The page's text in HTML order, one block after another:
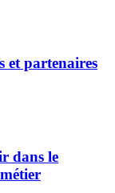
et partenaires
dans le